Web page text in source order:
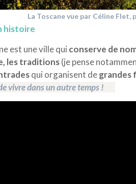
La Toscane vue par Céline
histoire
est une ville qui conserve de
les traditions(je pense
qui organisent degrandes
vivre dans un autre temps !